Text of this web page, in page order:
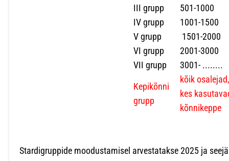
III grupp
501-1000
IV grupp
1001-1500
V grupp
1501-2000
VI grupp
2001-3000
VII grupp
3001- ........
Kepikõnni
grupp
kõik osalejad,
kes
kõnnikeppe
Stardigruppide moodustamisel arvestatakse 2025 ja